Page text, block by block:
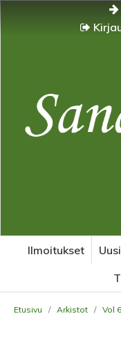
Ilmoitukset
Etusivu / Arkistot / Vol